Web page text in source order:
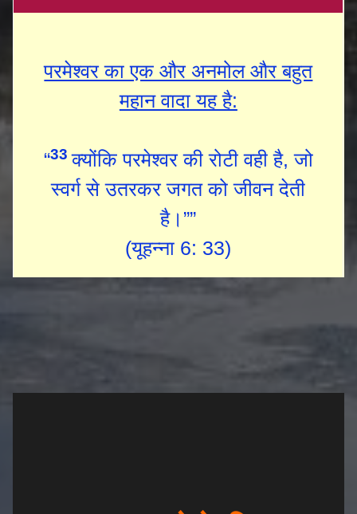
परमेश्‍वर का एक और अनमोल और बहुत
महान वादा यह है:
“33क्योंकि परमेश्वर की रोटी वही है, जो
स्वर्ग से उतरकर जगत को जीवन देती
है।””
(यूहन्ना 6: 33)